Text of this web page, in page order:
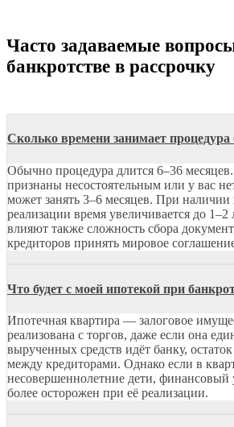
Часто задаваемые
банкротстве в рассрочку
Сколько времени занимает процедура
Обычно процедура длится 6–36
признаны несостоятельным или у вас
может занять 3–6 месяцев. При
реализации время увеличивается до 1–2
влияют также сложность сбора
кредиторов принять мировое
Что будет с моей ипотекой при
Ипотечная квартира — залоговое
реализована с торгов, даже если она
вырученных средств идёт банку, остаток
между кредиторами. Однако если в
несовершеннолетние дети,
более осторожен при её реализации.